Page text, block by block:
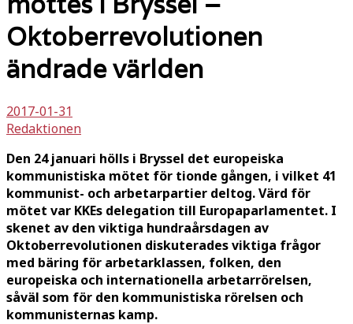
Oktoberrevolutionen
ändrade världen
2017-01-31
Redaktionen
Den 24 januari hölls i Bryssel det europeiska
kommunistiska mötet för tionde gången, i vilket 41
kommunist- och arbetarpartier deltog. Värd för
mötet var KKEs delegation till Europaparlamentet. I
skenet av den viktiga hundraårsdagen av
Oktoberrevolutionen diskuterades viktiga frågor
med bäring för arbetarklassen, folken, den
europeiska och internationella arbetarrörelsen,
såväl som för den kommunistiska rörelsen och
kommunisternas kamp.